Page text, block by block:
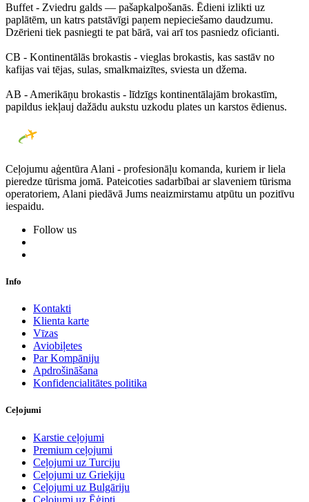
Buffet - Zviedru galds — pašapkalpošanās. Ēdieni izlikti uz
paplātēm, un katrs patstāvīgi paņem nepieciešamo daudzumu.
Dzērieni tiek pasniegti te pat bārā, vai arī tos pasniedz oficianti.
CB - Kontinentālās brokastis - vieglas brokastis, kas sastāv no
kafijas vai tējas, sulas, smalkmaizītes, sviesta un džema.
AB - Amerikāņu brokastis - līdzīgs kontinentālajām brokastīm,
papildus iekļauj dažādu aukstu uzkodu plates un karstos ēdienus.
Ceļojumu aģentūra Alani - profesionāļu komanda, kuriem ir liela
pieredze tūrisma jomā. Pateicoties sadarbībai ar slaveniem tūrisma
operatoriem, Alani piedāvā Jums neaizmirstamu atpūtu un pozitīvu
iespaidu.
Follow us
Info
Kontakti
Klienta karte
Vīzas
Aviobiļetes
Par Kompāniju
Apdrošināšana
Konfidencialitātes politika
Ceļojumi
Karstie ceļojumi
Premium ceļojumi
Ceļojumi uz Turciju
Ceļojumi uz Grieķiju
Ceļojumi uz Bulgāriju
Ceļojumi uz Ēģipti